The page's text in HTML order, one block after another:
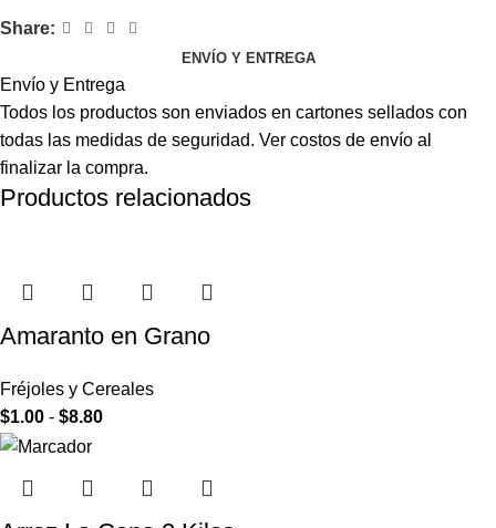
Share:
ENVÍO Y ENTREGA
Envío y Entrega
Todos los productos son enviados en cartones sellados con
todas las medidas de seguridad. Ver costos de envío al
finalizar la compra.
Productos relacionados
Amaranto en Grano
Fréjoles y Cereales
$1.00 - $8.80